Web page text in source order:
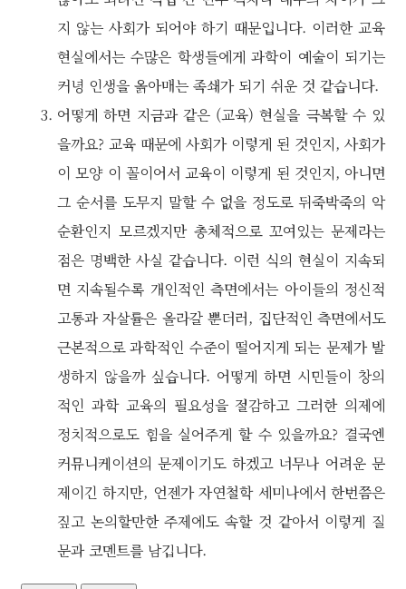
지 않는 사회가 되어야 하기 때문입니다. 이러한 교육
현실에서는 수많은 학생들에게 과학이 예술이 되기는
커녕 인생을 옭아매는 족쇄가 되기 쉬운 것 같습니다.
어떻게 하면 지금과 같은 (교육) 현실을 극복할 수 있
을까요? 교육 때문에 사회가 이렇게 된 것인지, 사회가
이 모양 이 꼴이어서 교육이 이렇게 된 것인지, 아니면
그 순서를 도무지 말할 수 없을 정도로 뒤죽박죽의 악
순환인지 모르겠지만 총체적으로 꼬여있는 문제라는
점은 명백한 사실 같습니다. 이런 식의 현실이 지속되
면 지속될수록 개인적인 측면에서는 아이들의 정신적
고통과 자살률은 올라갈 뿐더러, 집단적인 측면에서도
근본적으로 과학적인 수준이 떨어지게 되는 문제가 발
생하지 않을까 싶습니다. 어떻게 하면 시민들이 창의
적인 과학 교육의 필요성을 절감하고 그러한 의제에
정치적으로도 힘을 실어주게 할 수 있을까요? 결국엔
커뮤니케이션의 문제이기도 하겠고 너무나 어려운 문
제이긴 하지만, 언젠가 자연철학 세미나에서 한번쯤은
짚고 논의할만한 주제에도 속할 것 같아서 이렇게 질
문과 코멘트를 남깁니다.